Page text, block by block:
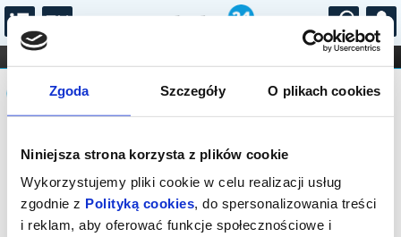
Zgoda Szczegóły O plikach cookies
Niniejsza strona korzysta z plików cookie
Wykorzystujemy pliki cookie w celu realizacji usług
zgodnie z Polityką cookies, do spersonalizowania treści
i reklam, aby oferować funkcje społecznościowe i
...
FILHARMONIA OPERA I BALET
STAND-UP
DLA DZIECI
Komunikat
Sprzedaż biletów on-line na wydarzenie
została zakończona.